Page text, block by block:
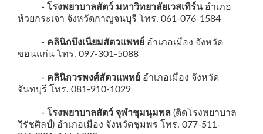
- โรงพยาบาลสัตว์ มหาวิทยาลัยเวสเทิร์นอำเภอ
ห้วยกระเจา จังหวัดกาญจนบุรี โทร. 061-076-1584
- คลินิกบึงเนียมสัตวแพทย์ อำเภอเมือง จังหวัด
ขอนแก่น โทร. 097-301-5088
- คลินิกวรพงศ์สัตวแพทย์ อำเภอเมือง จังหวัด
จันทบุรี โทร. 081-910-1029
- โรงพยาบาลสัตว์ จุฬาชุมนุมพล (ติดโรงพยาบาล
วิรัชศิลป์) อำเภอเมือง จังหวัดชุมพร โทร. 077-511-